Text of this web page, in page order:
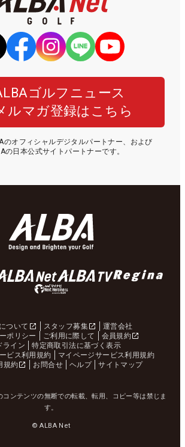
ゴルフニュース
ルマガ登録はこちら
のオフィシャルデジタルパートナー、および
の日本公式サイトパートナーです。
ついて スタッフ募集
運営会社
ポリシー
ご利用に際して
会員規約
ライン
特定商取引法に基づく表示
ビス利用規約
マイページサービス利用規約
規約
お問合せ ヘルプ サイトマップ
ンテンツの無断での転載、転用、コピー等は禁じま
す。
© ALBA Net